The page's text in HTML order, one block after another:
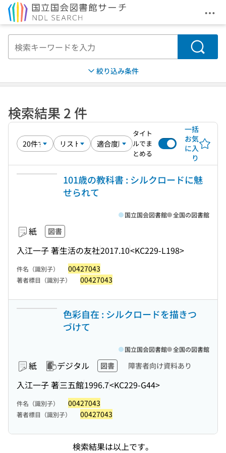
メ
検索
絞り込み条件
検索結果 2 件
タイト
ルでま
とめる
一括
お気
に入
り
101歳の教科書 : シルクロードに魅
せられて
紙 図書
入江一子 著生活の友社2017.10<KC229-L198>
国立国会図書館 全国の図書館
件名（識別子） 00427043
著者標目（識別子） 00427043
色彩自在 : シルクロードを描きつ
づけて
紙 デジタル 図書 障害者向け資料あり
入江一子 著三五館1996.7<KC229-G44>
国立国会図書館 全国の図書館
件名（識別子） 00427043
著者標目（識別子） 00427043
検索結果は以上です。